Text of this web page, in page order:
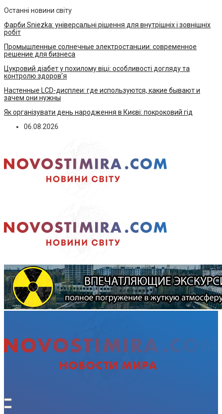
Останні новини світу
Фарби Sniezka: універсальні рішення для внутрішніх і зовнішніх
робіт
Промышленные солнечные электростанции: современное
решение для бизнеса
Цукровий діабет у похилому віці: особливості догляду та
контролю здоров’я
Настенные LCD-дисплеи: где используются, какие бывают и
зачем они нужны
Як організувати день народження в Києві: покроковий гід
06.08.2026